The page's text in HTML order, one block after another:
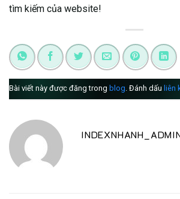
tìm kiếm của website!
Bài viết này được đăng trong blog. Đánh dấu liên